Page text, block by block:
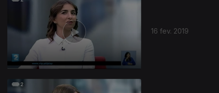
16 fev. 2019